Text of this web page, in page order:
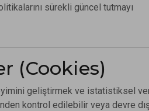
sürekli güncel tutmayı
(Cookies)
geliştirmek ve istatistiksel
kontrol edilebilir veya devre